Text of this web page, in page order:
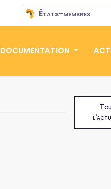
États-membres
DOCUMENTATION